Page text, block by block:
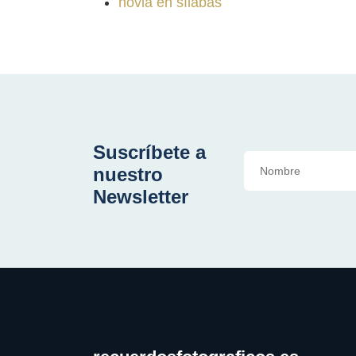
Suscríbete a
nuestro
Newsletter